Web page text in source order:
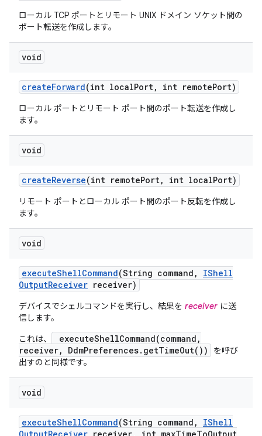
ローカル TCP ポートとリモート UNIX ドメイン ソケット間の
ポート転送を作成します。
void
createForward(int localPort, int remotePort)
ローカル ポートとリモート ポート間のポート転送を作成し
ます。
void
createReverse(int remotePort, int localPort)
リモート ポートとローカル ポート間のポート反転を作成し
ます。
void
executeShellCommand(String command ,
IShell
OutputReceiver receiver)
デバイスでシェルコマンドを実行し、結果を receiver に送
信します。
これは、
executeShellCommand(command,
receiver, DdmPreferences.getTimeOut())
を呼び
出すのと同様です。
void
executeShellCommand(String command ,
IShell